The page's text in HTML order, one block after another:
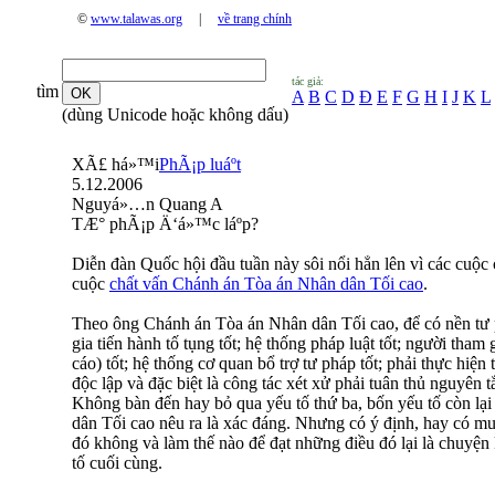
© www.talawas.org về trang chính
tìm
(dùng Unicode hoặc không dấu)
tác giả:
A B C D Đ E F G H I J K L
XÃ£ há»™iPhÃ¡p luáº­t
5.12.2006
Nguyá»…n Quang A
TÆ° phÃ¡p Ä‘á»™c láº­p?
Diễn đàn Quốc hội đầu tuần này sôi nổi hẳn lên vì các cuộc
cuộc chất vấn Chánh án Tòa án Nhân dân Tối cao.
Theo ông Chánh án Tòa án Nhân dân Tối cao, để có nền
gia tiến hành tố tụng tốt; hệ thống pháp luật tốt; người
cáo) tốt; hệ thống cơ quan bổ trợ tư pháp tốt; phải thực
độc lập và đặc biệt là công tác xét xử phải tuân thủ nguyên
Không bàn đến hay bỏ qua yếu tố thứ ba, bốn yếu tố còn
dân Tối cao nêu ra là xác đáng. Nhưng có ý định, hay có
đó không và làm thế nào để đạt những điều đó lại là
tố cuối cùng.